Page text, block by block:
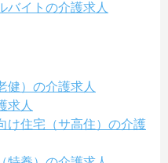
バイトの介護求人
健）の介護求人
求人
け住宅（サ高住）の介護